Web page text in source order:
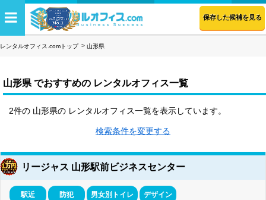
保存した候補を見る
レンタルオフィス.comトップ 山形県
山形県 でおすすめの レンタルオフィス一覧
2件の 山形県の レンタルオフィス一覧を表示しています。
検索条件を変更する
リージャス 山形駅前ビジネスセンター
駅近 防犯 男女別トイレ デザイン